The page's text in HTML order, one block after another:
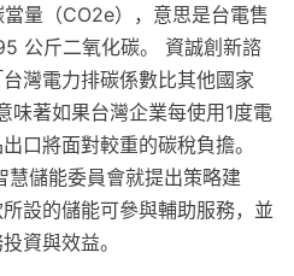
量（CO2e），意思是台電售
公斤二氧化碳。 資誠創新諮
灣電力排碳係數比其他國家
味著如果台灣企業每使用1度電
口將面對較重的碳稅負擔。
儲能委員會就提出策略建
設的儲能可參與輔助服務，並
資與效益。